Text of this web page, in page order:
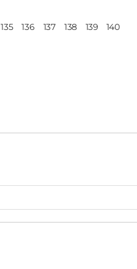
135 136 137 138 139 140